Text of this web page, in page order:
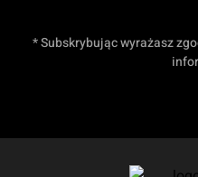
* Subskrybując wyrażasz